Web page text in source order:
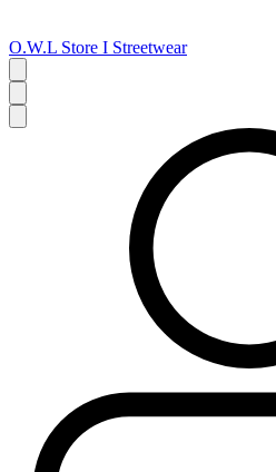
O.W.L Store I Streetwear